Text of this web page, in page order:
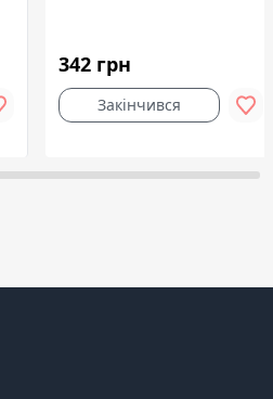
342 грн
Закінчився